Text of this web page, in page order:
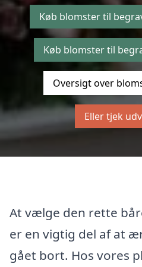
Køb blomster til
Køb blomster til
Oversigt over
Eller tjek
At vælge den rette
er en vigtig del af at
gået bort. Hos vores